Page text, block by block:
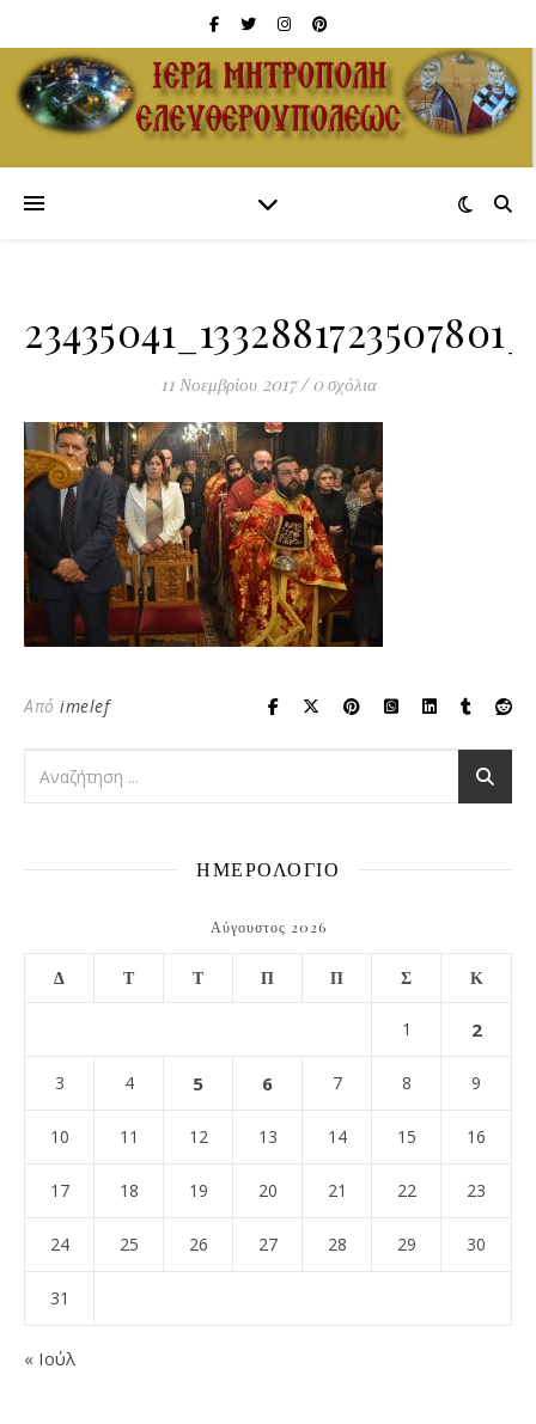
11 Νοεμβρίου 2017 / 0 σχόλια
Από imelef
ΗΜΕΡΟΛΟΓΙΟ
Αύγουστος 2026
Δ Τ Τ Π Π Σ Κ
1 2
3 4 5 6 7 8 9
10 11 12 13 14 15 16
17 18 19 20 21 22 23
24 25 26 27 28 29 30
31
« Ιούλ